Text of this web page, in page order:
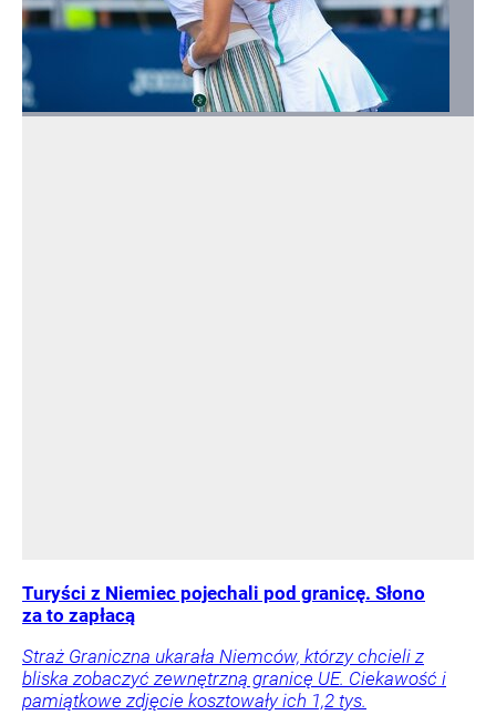
Turyści z Niemiec pojechali pod granicę. Słono
za to zapłacą
Straż Graniczna ukarała Niemców, którzy chcieli z
bliska zobaczyć zewnętrzną granicę UE. Ciekawość i
pamiątkowe zdjęcie kosztowały ich 1,2 tys.